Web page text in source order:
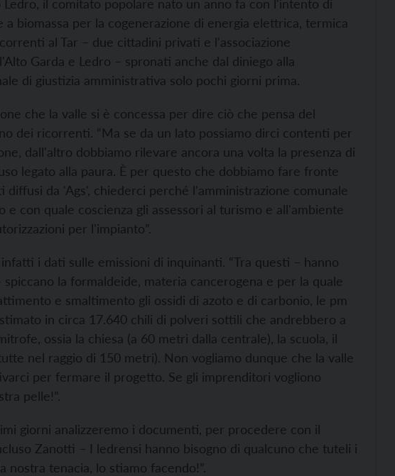
il comitato popolare nato un anno fa con l'intento di
biomassa per la cogenerazione di energia elettrica, termica
al Tar – due cittadini privati e l'associazione
Garda e Ledro – spronati anche dal diniego alla
di giustizia amministrativa solo pochi giorni prima.
che la valle si è concessa per dire ciò che pensa del
dei ricorrenti. “Ma se da un lato possiamo dirci contenti per
dall'altro dobbiamo rilevare ancora una volta la presenza di
legato alla paura. È per questo che dobbiamo fare fronte
da 'Ags', chiederci perché l'amministrazione comunale
con quale coscienza gli assessori al turismo e all'ambiente
per l'impianto”.
i dati sulle emissioni di inquinanti. “Tra questi – hanno
la formaldeide, materia cancerogena e per la quale
e smaltimento gli ossidi di azoto e di carbonio, le pm
in circa 17.640 chili di polveri sottili che andrebbero a
ossia la chiesa (a 60 metri dalla centrale), la scuola, il
nel raggio di 150 metri). Non vogliamo dunque che la valle
per fermare il progetto. Se gli imprenditori vogliono
pelle!”.
giorni analizzeremo i documenti, per procedere con il
Zanotti – I ledrensi hanno bisogno di qualcuno che tuteli i
tenacia, lo stiamo facendo!”.